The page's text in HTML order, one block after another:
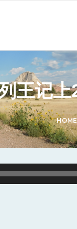
王记上
HOME